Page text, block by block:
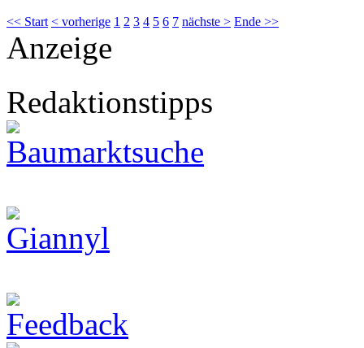
<< Start < vorherige 1 2 3 4 5 6 7 nächste > Ende >>
Anzeige
Redaktionstipps